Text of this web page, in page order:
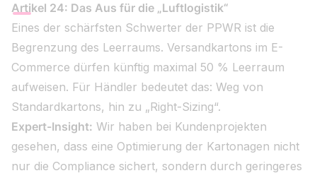
Artikel 24: Das Aus für die „Luftlogistik“
Eines der schärfsten Schwerter der PPWR ist die
Begrenzung des Leerraums. Versandkartons im E-
Commerce dürfen künftig maximal 50 % Leerraum
aufweisen. Für Händler bedeutet das: Weg von
Standardkartons, hin zu „Right-Sizing“.
Expert-Insight: Wir haben bei Kundenprojekten
gesehen, dass eine Optimierung der Kartonagen nicht
nur die Compliance sichert, sondern durch geringeres